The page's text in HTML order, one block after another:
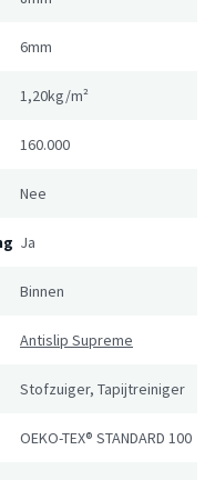
6mm
1,20kg/m²
160.000
Nee
Ja
Binnen
Antislip Supreme
Stofzuiger, Tapijtreiniger
OEKO-TEX® STANDARD 100